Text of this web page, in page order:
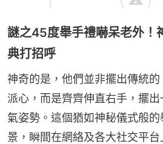
謎之45度舉手禮嚇呆老外！
典打招呼
神奇的是，他們並非擺出傳統
派心，而是齊齊伸直右手，擺
氣姿勢。這個猶如神秘儀式般
景，瞬間在網絡及各大社交平